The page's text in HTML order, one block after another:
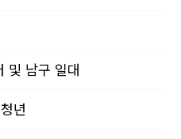
및 남구 일대
년